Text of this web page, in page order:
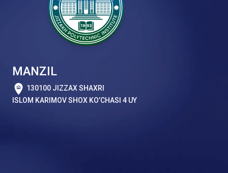
MANZIL
130100 JIZZAX SHAXRI
ISLOM KARIMOV SHOX KO’CHASI 4 UY